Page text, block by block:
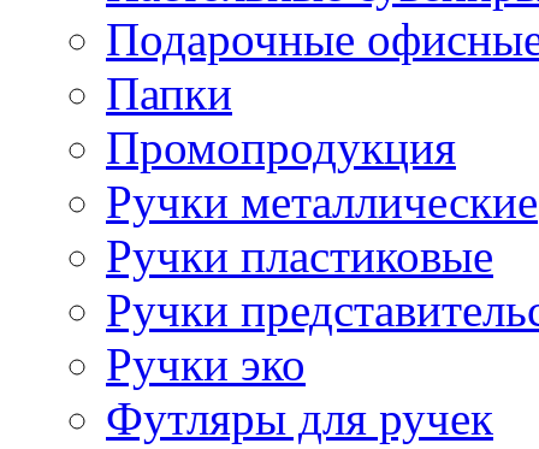
Подарочные
Папки
Промопродукция
Ручки металлические
Ручки пластиковые
Ручки
Ручки эко
Футляры для ручек